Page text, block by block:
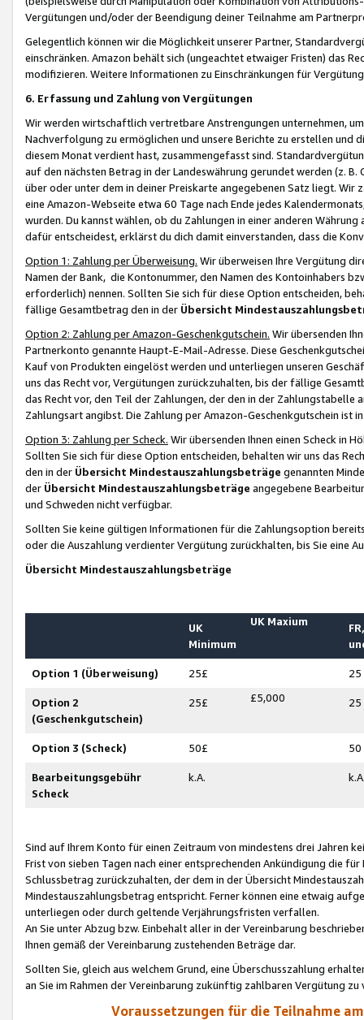
Vergütungen und/oder der Beendigung deiner Teilnahme am
Gelegentlich können wir die Möglichkeit unserer Partner,
einschränken. Amazon behält sich (ungeachtet etwaiger Fristen) das
modifizieren. Weitere Informationen zu Einschränkungen für
6. Erfassung und Zahlung von Vergütungen
Wir werden wirtschaftlich vertretbare Anstrengungen unternehmen,
Nachverfolgung zu ermöglichen und unsere Berichte zu erstellen und
diesem Monat verdient hast, zusammengefasst sind.
auf den nächsten Betrag in der Landeswährung gerundet werden (z.
über oder unter dem in deiner Preiskarte angegebenen Satz liegt.
eine Amazon-Webseite etwa 60 Tage nach Ende jedes
wurden. Du kannst wählen, ob du Zahlungen in einer anderen
dafür entscheidest, erklärst du dich damit einverstanden, dass die
Option 1: Zahlung per Überweisung. Wir überweisen Ihre Vergütung
Namen der Bank, die Kontonummer, den Namen des Kontoinhabers
erforderlich) nennen. Sollten Sie sich für diese Option entscheiden,
fällige Gesamtbetrag den in der Übersicht
Option 2: Zahlung per Amazon-Geschenkgutschein. Wir übersenden
Partnerkonto genannte Haupt-E-Mail-Adresse. Diese
Kauf von Produkten eingelöst werden und unterliegen unseren
uns das Recht vor, Vergütungen zurückzuhalten, bis der fällige
das Recht vor, den Teil der Zahlungen, der den in der
Zahlungsart angibst. Die Zahlung per Amazon-Geschenkgutschein ist
Option 3: Zahlung per Scheck. Wir übersenden Ihnen einen Scheck in
Sollten Sie sich für diese Option entscheiden, behalten wir uns das
den in der Übersicht Mindestauszahlungsbeträge genannten
der Übersicht Mindestauszahlungsbeträge angegebene
und Schweden nicht verfügbar.
Sollten Sie keine gültigen Informationen für die Zahlungsoption
oder die Auszahlung verdienter Vergütung zurückhalten, bis Sie
Übersicht Mindestauszahlungsbeträge
UK
Minimum
UK Maxium
Option 1 (Überweisung) 25£ 25
Option 2
(Geschenkgutschein)
25£ £5,000 25
Option 3 (Scheck) 50£ 50
Bearbeitungsgebühr
Scheck
k.A.
Sind auf Ihrem Konto für einen Zeitraum von mindestens drei Jahren
Frist von sieben Tagen nach einer entsprechenden Ankündigung die
Schlussbetrag zurückzuhalten, der dem in der Übersicht
Mindestauszahlungsbetrag entspricht. Ferner können eine etwaig
unterliegen oder durch geltende Verjährungsfristen verfallen.
An Sie unter Abzug bzw. Einbehalt aller in der Vereinbarung
Ihnen gemäß der Vereinbarung zustehenden Beträge dar.
Sollten Sie, gleich aus welchem Grund, eine Überschusszahlung
an Sie im Rahmen der Vereinbarung zukünftig zahlbaren Vergütung zu
Voraussetzungen für die Teilnahme